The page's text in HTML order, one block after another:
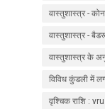
वास्तुशास्त्र -
वास्तुशास्त्र -
वास्तुशास्त्र के
विविध कुंडली में
वृश्चिक राशि :